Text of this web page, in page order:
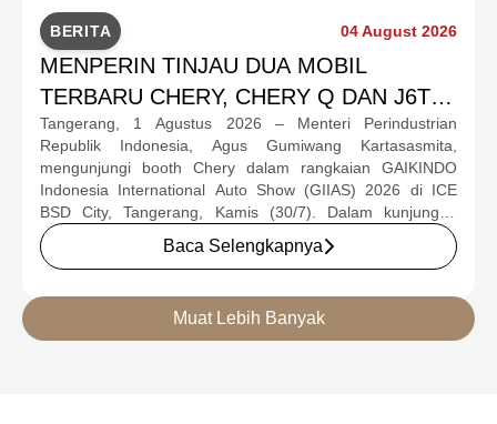
BERITA 04 August 2026
MENPERIN TINJAU DUA MOBIL
TERBARU CHERY, CHERY Q DAN J6T
CSH YANG JADI SOROTAN DI GIIAS
2026
Tangerang, 1 Agustus 2026 – Menteri Perindustrian
Republik Indonesia, Agus Gumiwang Kartasasmita,
mengunjungi booth Chery dalam rangkaian GAIKINDO
Indonesia International Auto Show (GIIAS) 2026 di ICE
BSD City, Tangerang, Kamis (30/7). Dalam kunjungan
tersebut, Menteri Perindustrian meninjau dua produk
elektrifikasi terbaru Chery, yakni Chery Q, compact EV
berteknologi Range-Extended Electric Vehicle (REEV) yang
dirancang untuk mendukung perjalanan jarak jauh.
Baca Selengkapnya
Muat Lebih Banyak